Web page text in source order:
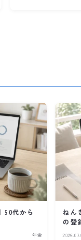
50代から
年金
ねん
の登